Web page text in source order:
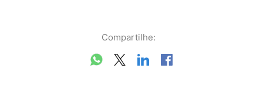
Compartilhe: